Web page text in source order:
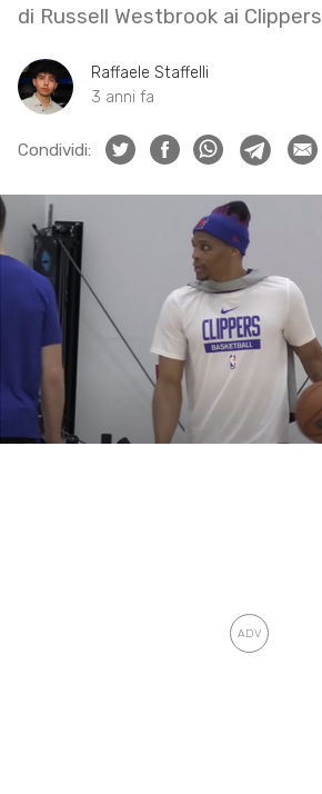
di Russell Westbrook ai Clippers
Raffaele Staffelli
3 anni fa
Condividi: